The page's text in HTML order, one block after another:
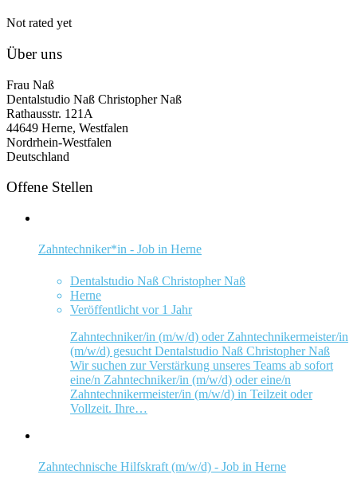
Not rated yet
Über uns
Frau Naß
Dentalstudio Naß Christopher Naß
Rathausstr. 121A
44649 Herne, Westfalen
Nordrhein-Westfalen
Deutschland
Offene Stellen
Zahntechniker*in - Job in Herne
Dentalstudio Naß Christopher Naß
Herne
Veröffentlicht vor 1 Jahr
Zahntechniker/in (m/w/d) oder Zahntechnikermeister/in
(m/w/d) gesucht Dentalstudio Naß Christopher Naß
Wir suchen zur Verstärkung unseres Teams ab sofort
eine/n Zahntechniker/in (m/w/d) oder eine/n
Zahntechnikermeister/in (m/w/d) in Teilzeit oder
Vollzeit. Ihre…
Zahntechnische Hilfskraft (m/w/d) - Job in Herne